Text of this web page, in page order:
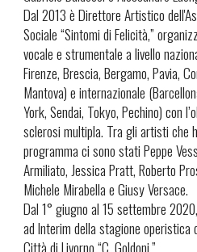
Dal 2013 è Direttore Artistico
Sociale “Sintomi di Felicità,”
vocale e strumentale a livello
Firenze, Brescia, Bergamo, Pavia,
Mantova) e internazionale
York, Sendai, Tokyo, Pechino) con
sclerosi multipla. Tra gli artisti che
programma ci sono stati Peppe
Armiliato, Jessica Pratt, Roberto
Michele Mirabella e Giusy Versace.
Dal 1° giugno al 15 settembre
ad Interim della stagione operistica
Città di Livorno “C. Goldoni.”